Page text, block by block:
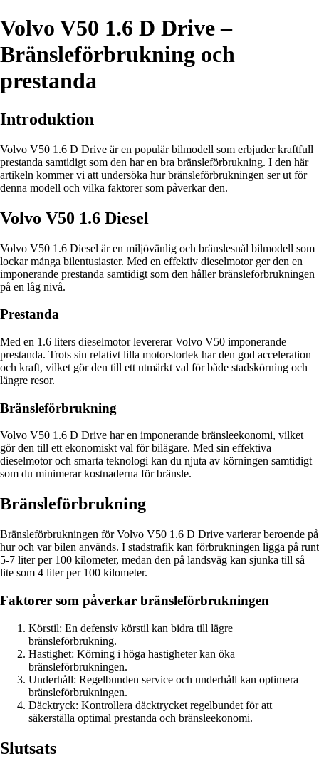
Volvo V50 1.6 D Drive –
Bränsleförbrukning och
prestanda
Introduktion
Volvo V50 1.6 D Drive är en populär bilmodell som erbjuder kraftfull
prestanda samtidigt som den har en bra bränsleförbrukning. I den här
artikeln kommer vi att undersöka hur bränsleförbrukningen ser ut för
denna modell och vilka faktorer som påverkar den.
Volvo V50 1.6 Diesel
Volvo V50 1.6 Diesel är en miljövänlig och bränslesnål bilmodell som
lockar många bilentusiaster. Med en effektiv dieselmotor ger den en
imponerande prestanda samtidigt som den håller bränsleförbrukningen
på en låg nivå.
Prestanda
Med en 1.6 liters dieselmotor levererar Volvo V50 imponerande
prestanda. Trots sin relativt lilla motorstorlek har den god acceleration
och kraft, vilket gör den till ett utmärkt val för både stadskörning och
längre resor.
Bränsleförbrukning
Volvo V50 1.6 D Drive har en imponerande bränsleekonomi, vilket
gör den till ett ekonomiskt val för bilägare. Med sin effektiva
dieselmotor och smarta teknologi kan du njuta av körningen samtidigt
som du minimerar kostnaderna för bränsle.
Bränsleförbrukning
Bränsleförbrukningen för Volvo V50 1.6 D Drive varierar beroende på
hur och var bilen används. I stadstrafik kan förbrukningen ligga på runt
5-7 liter per 100 kilometer, medan den på landsväg kan sjunka till så
lite som 4 liter per 100 kilometer.
Faktorer som påverkar bränsleförbrukningen
Körstil: En defensiv körstil kan bidra till lägre
bränsleförbrukning.
Hastighet: Körning i höga hastigheter kan öka
bränsleförbrukningen.
Underhåll: Regelbunden service och underhåll kan optimera
bränsleförbrukningen.
Däcktryck: Kontrollera däcktrycket regelbundet för att
säkerställa optimal prestanda och bränsleekonomi.
Slutsats